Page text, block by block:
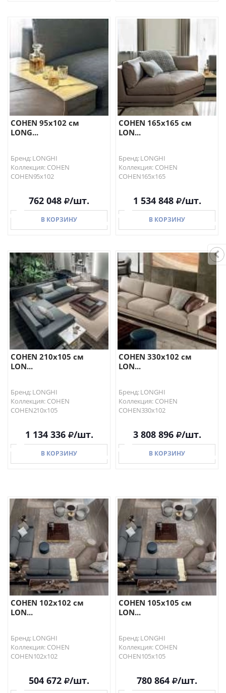
COHEN 95х102 см
LONG...
Бренд: LONGHI
Коллекция: COHEN
COHEN95х102
762 048 /шт.
В КОРЗИНУ
В КОРЗИНУ
COHEN 165х165 см
LON...
Бренд: LONGHI
Коллекция: COHEN
COHEN165х165
1 534 848 /шт.
В КОРЗИНУ
COHEN 210х105 см
LON...
Бренд: LONGHI
Коллекция: COHEN
COHEN210х105
1 134 336 /шт.
В КОРЗИНУ
В КОРЗИНУ
COHEN 330х102 см
LON...
Бренд: LONGHI
Коллекция: COHEN
COHEN330х102
3 808 896 /шт.
В КОРЗИНУ
В КОРЗИНУ
COHEN 102х102 см
LON...
Бренд: LONGHI
Коллекция: COHEN
COHEN102х102
504 672 /шт.
COHEN 105х105 см
LON...
Бренд: LONGHI
Коллекция: COHEN
COHEN105х105
780 864 /шт.